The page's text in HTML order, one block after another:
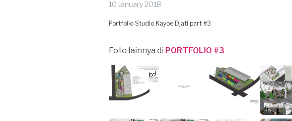
10 January 2018
Portfolio Studio Kayoe Djati part #3
Foto lainnya di PORTFOLIO #3